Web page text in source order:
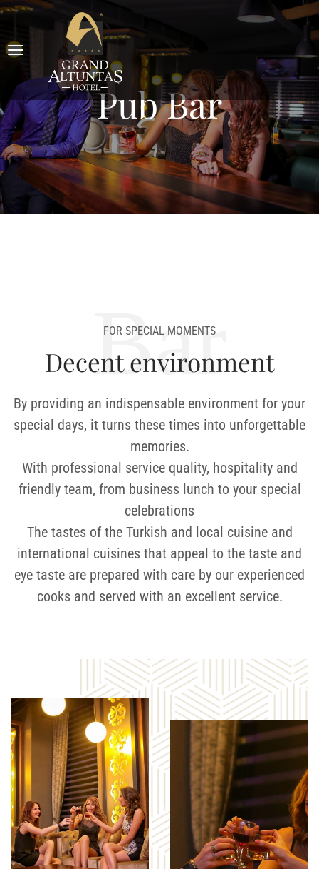
Pub Bar
FOR SPECIAL MOMENTS
Decent environment
By providing an indispensable environment for your
special days, it turns these times into unforgettable
memories.
With professional service quality, hospitality and
friendly team, from business lunch to your special
celebrations
The tastes of the Turkish and local cuisine and
international cuisines that appeal to the taste and
eye taste are prepared with care by our experienced
cooks and served with an excellent service.
Bar